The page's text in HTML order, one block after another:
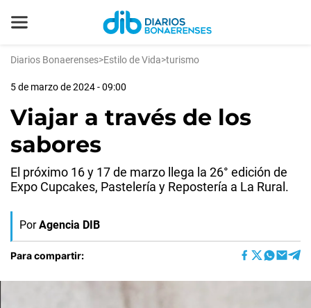
Diarios Bonaerenses>Estilo de Vida>turismo
5 de marzo de 2024 - 09:00
Viajar a través de los
sabores
El próximo 16 y 17 de marzo llega la 26° edición de
Expo Cupcakes, Pastelería y Repostería a La Rural.
Por Agencia DIB
Para compartir: